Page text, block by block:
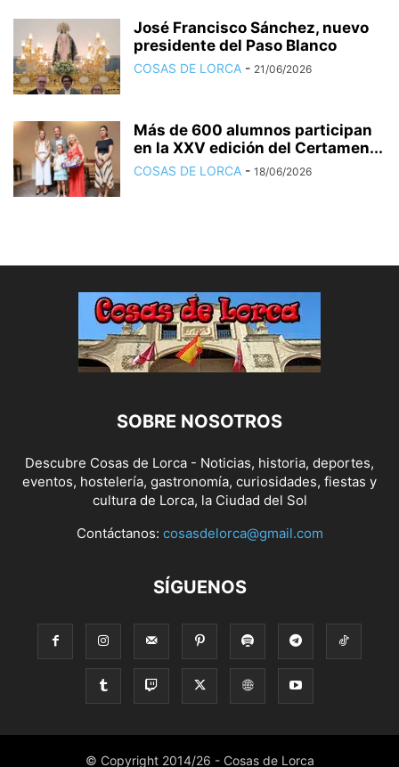
José Francisco Sánchez, nuevo
presidente del Paso Blanco
COSAS DE LORCA - 21/06/2026
Más de 600 alumnos participan
en la XXV edición del Certamen...
COSAS DE LORCA - 18/06/2026
SOBRE NOSOTROS
Descubre Cosas de Lorca - Noticias, historia, deportes,
eventos, hostelería, gastronomía, curiosidades, fiestas y
cultura de Lorca, la Ciudad del Sol
Contáctanos: cosasdelorca@gmail.com
SÍGUENOS
© Copyright 2014/26 - Cosas de Lorca